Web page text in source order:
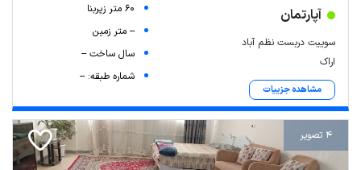
آپارتمان
سوییت دربست نظم آباد
اراک
مشاهده جزییات
60 متر زیربنا
-- متر زمین
سال ساخت --
شماره طبقه: --
4 تصویر